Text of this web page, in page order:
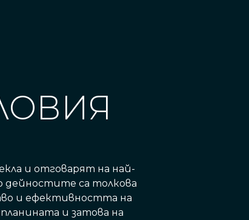
и отговарят на най-
дейностите са толкова
и ефективността на
и затова на